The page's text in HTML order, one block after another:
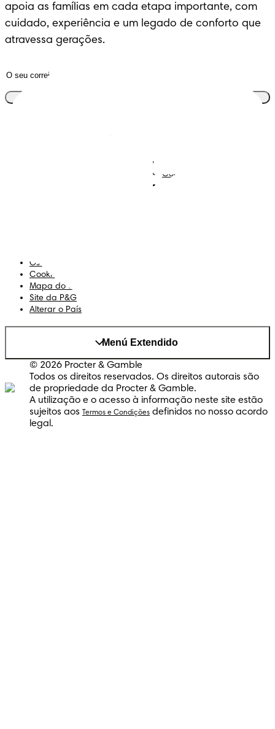
apoia as famílias em cada etapa importante, com
cuidado, experiência e um legado de conforto que
atravessa gerações.
Contacta-nos
Os Meus Dados
Cookies
Mapa do Site
Site da P&G
Alterar o País
Menú Extendido
© 2026 Procter & Gamble
Todos os direitos reservados. Os direitos autorais são
de propriedade da Procter & Gamble.
A utilização e o acesso à informação neste site estão
sujeitos aos
Termos e Condições definidos no nosso acordo
legal.